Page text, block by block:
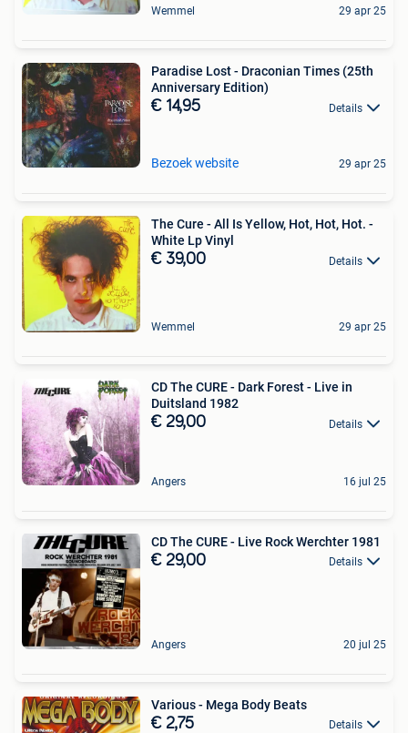
Wemmel 29 apr 25
Paradise Lost - Draconian Times (25th
Anniversary Edition)
€ 14,95 Details
Bezoek website 29 apr 25
The Cure - All Is Yellow, Hot, Hot, Hot. -
White Lp Vinyl
€ 39,00 Details
Wemmel 29 apr 25
CD The CURE - Dark Forest - Live in
Duitsland 1982
€ 29,00 Details
Angers 16 jul 25
CD The CURE - Live Rock Werchter 1981
€ 29,00 Details
Angers 20 jul 25
Various - Mega Body Beats
€ 2,75 Details